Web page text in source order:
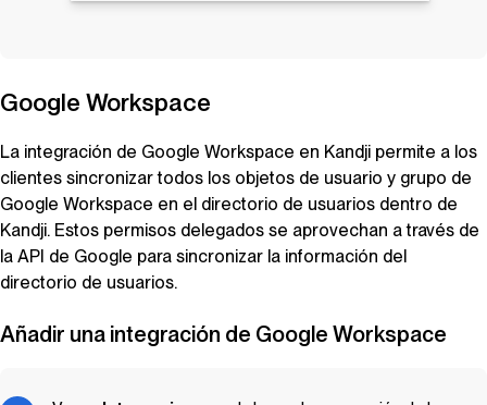
Google Workspace
La integración de Google Workspace en Kandji permite a los
clientes sincronizar todos los objetos de usuario y grupo de
Google Workspace en el directorio de usuarios dentro de
Kandji. Estos permisos delegados se aprovechan a través de
la API de Google para sincronizar la información del
directorio de usuarios.
Añadir una integración de Google Workspace